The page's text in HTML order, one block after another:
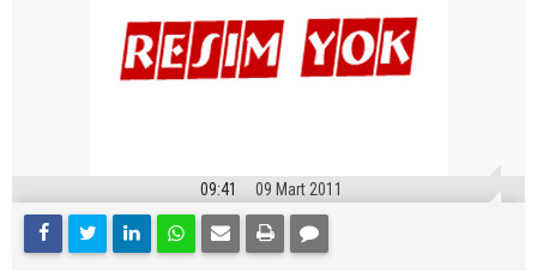
09:41 09 Mart 2011